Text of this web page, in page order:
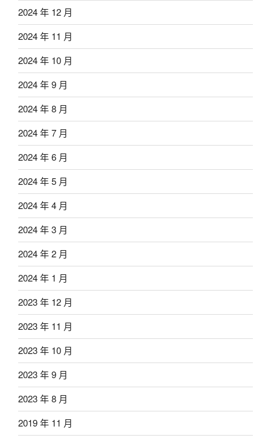
2024 年 12 月
2024 年 11 月
2024 年 10 月
2024 年 9 月
2024 年 8 月
2024 年 7 月
2024 年 6 月
2024 年 5 月
2024 年 4 月
2024 年 3 月
2024 年 2 月
2024 年 1 月
2023 年 12 月
2023 年 11 月
2023 年 10 月
2023 年 9 月
2023 年 8 月
2019 年 11 月